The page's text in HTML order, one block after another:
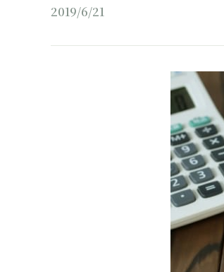
2019/6/21